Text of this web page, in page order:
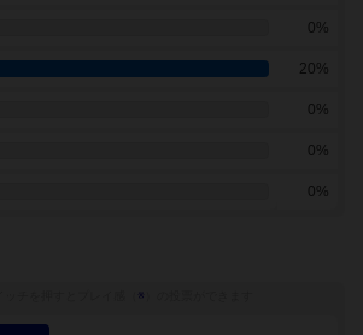
0%
20%
0%
0%
0%
※